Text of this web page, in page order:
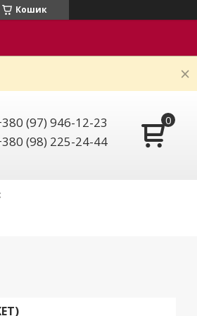
Кошик
(97) 946-12-23
(98) 225-24-44